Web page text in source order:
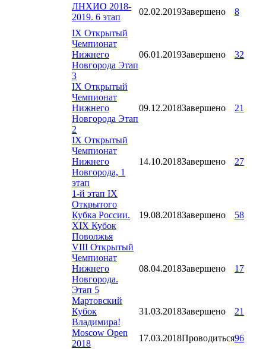
ЛНХИО 2018-
2019. 6 этап
02.02.2019Завершено 8
IX Открытый
Чемпионат
Нижнего
Новгорода Этап
3
06.01.2019Завершено 32
IX Открытый
Чемпионат
Нижнего
Новгорода Этап
2
09.12.2018Завершено 21
IX Открытый
Чемпионат
Нижнего
Новгорода, 1
этап
14.10.2018Завершено 27
1-й этап IX
Открытого
Кубка России.
XIX Кубок
Поволжья
19.08.2018Завершено 58
VIII Открытый
Чемпионат
Нижнего
Новгорода.
Этап 5
08.04.2018Завершено 17
Мартовский
Кубок
Владимира!
31.03.2018Завершено 21
Moscow Open
2018
17.03.2018Проводиться96